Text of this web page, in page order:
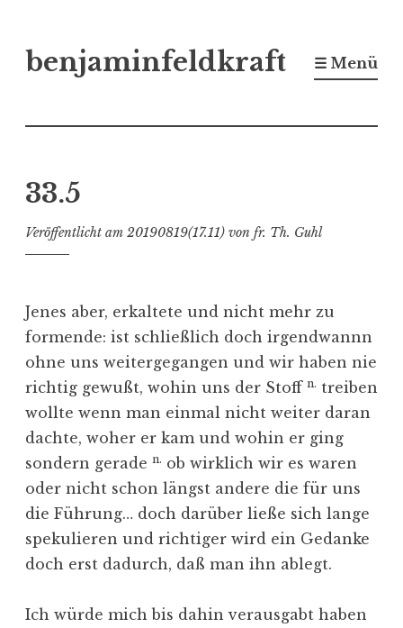
Inhalt
benjaminfeldkraft ☰ Menü
33.5
Veröffentlicht am 20190819(17.11) von fr. Th. Guhl
Jenes aber, erkaltete und nicht mehr zu
formende: ist schließlich doch irgendwannn
ohne uns weitergegangen und wir haben nie
richtig gewußt, wohin uns der Stoff n. treiben
wollte wenn man einmal nicht weiter daran
dachte, woher er kam und wohin er ging
sondern gerade n. ob wirklich wir es waren
oder nicht schon längst andere die für uns
die Führung… doch darüber ließe sich lange
spekulieren und richtiger wird ein Gedanke
doch erst dadurch, daß man ihn ablegt.
Ich würde mich bis dahin verausgabt haben